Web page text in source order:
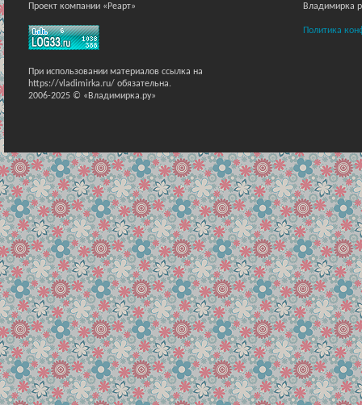
Проект компании «Реарт»
При использовании материалов ссылка на
https://vladimirka.ru/ обязательна.
2006-2025 © «Владимирка.ру»
Владимирка
Политика